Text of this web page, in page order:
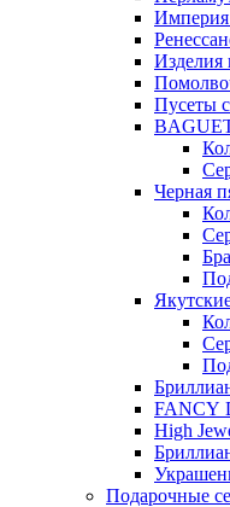
Империя
Изделия
Пусеты
Черная
FANCY
High
Подарочные